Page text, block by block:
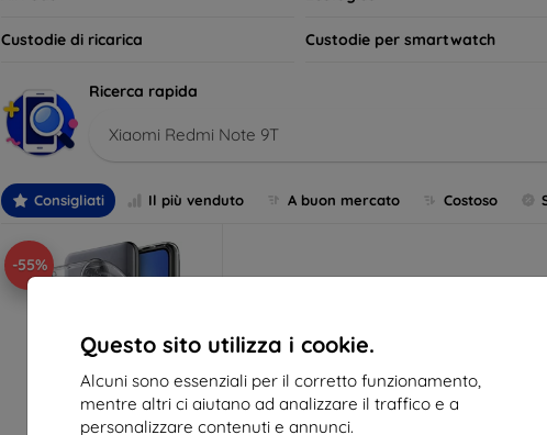
Questo sito utilizza i cookie.
Alcuni sono essenziali per il corretto funzionamento,
mentre altri ci aiutano ad analizzare il traffico e a
personalizzare contenuti e annunci.
Custodie di ricarica Custodie per smartwatch
Ricerca rapida
Xiaomi Redmi Note 9T
Consigliati Il più venduto A buon mercato Costoso
-55%